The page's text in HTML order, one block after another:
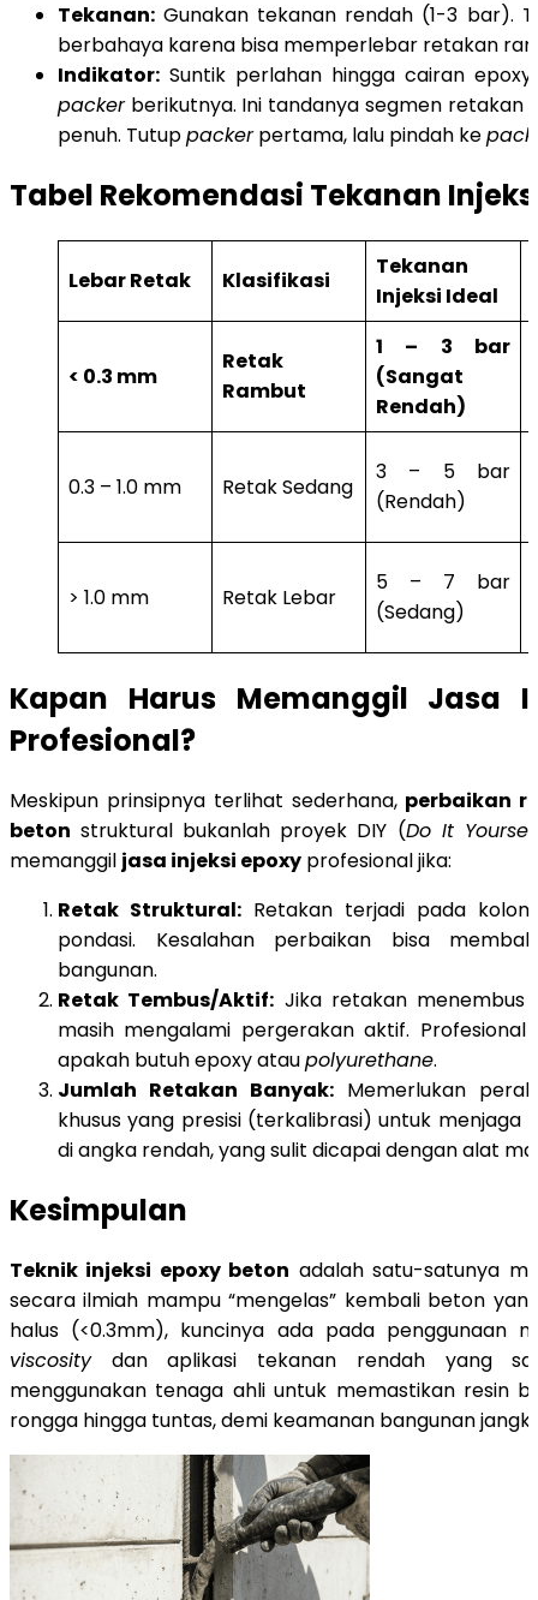
Tekanan: Gunakan tekanan rendah (1-3 bar).
berbahaya karena bisa memperlebar retakan
Indikator: Suntik perlahan hingga cairan
packerberikutnya. Ini tandanya segmen retakan
penuh. Tutuppackerpertama, lalu pindah ke
Tabel Rekomendasi Tekanan
Lebar Retak Klasifikasi
Tekanan
Injeksi Ideal
< 0.3 mm
Retak
Rambut
1 – 3 bar
(Sangat
Rendah)
0.3 – 1.0 mm Retak Sedang
3 – 5 bar
(Rendah)
> 1.0 mm Retak Lebar
5 – 7 bar
(Sedang)
Kapan Harus Memanggil Jasa
Profesional?
Meskipun prinsipnya terlihat sederhana, perbaikan
beton struktural bukanlah proyek DIY (Do It Yourself
memanggil jasa injeksi epoxy profesional jika:
Retak Struktural: Retakan terjadi pada
pondasi. Kesalahan perbaikan bisa
bangunan.
Retak Tembus/Aktif: Jika retakan menembus
masih mengalami pergerakan aktif.
apakah butuh epoxy ataupolyurethane.
Jumlah Retakan Banyak:Memerlukan
khusus yang presisi (terkalibrasi) untuk menjaga
di angka rendah, yang sulit dicapai dengan alat
Kesimpulan
Teknik injeksi epoxy beton adalah satu-satunya
secara ilmiah mampu “mengelas” kembali beton
halus (<0.3mm), kuncinya ada pada penggunaan
viscositydan aplikasi tekanan rendah yang
menggunakan tenaga ahli untuk memastikan resin
rongga hingga tuntas, demi keamanan bangunan